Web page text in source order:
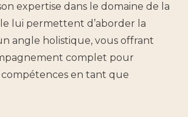
expertise dans le domaine de la
lui permettent d’aborder la
angle holistique, vous offrant
complet pour
compétences en tant que